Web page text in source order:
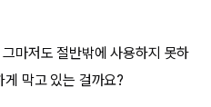
마저도 절반밖에 사용하지 못하
막고 있는 걸까요?